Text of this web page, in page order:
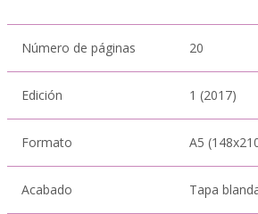
Número de páginas 20
Edición 1 (2017)
Formato A5
Acabado Tapa